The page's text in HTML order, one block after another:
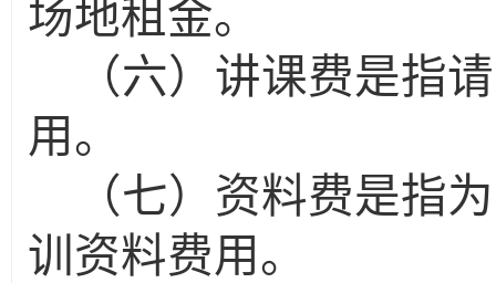
场地租金。
（六）讲课费是指
用。
（七）资料费是指
训资料费用。